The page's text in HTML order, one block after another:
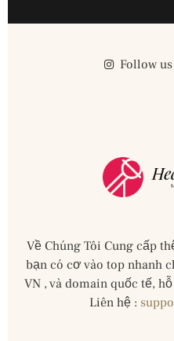
Follow
Về Chúng Tôi Cung cấp
bạn có cơ vào top nhanh
VN , và domain quốc tế,
Liên hệ :